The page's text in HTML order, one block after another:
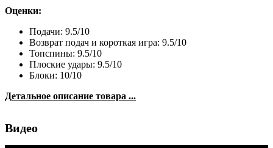
Оценки:
Подачи: 9.5/10
Возврат подач и короткая игра: 9.5/10
Топспины: 9.5/10
Плоские удары: 9.5/10
Блоки: 10/10
Детальное описание товара ...
Видео